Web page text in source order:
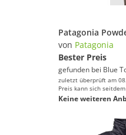
von Patagonia
Bester Preis
gefunden bei Blue
zuletzt überprüft am
Preis kann sich
Keine weiteren